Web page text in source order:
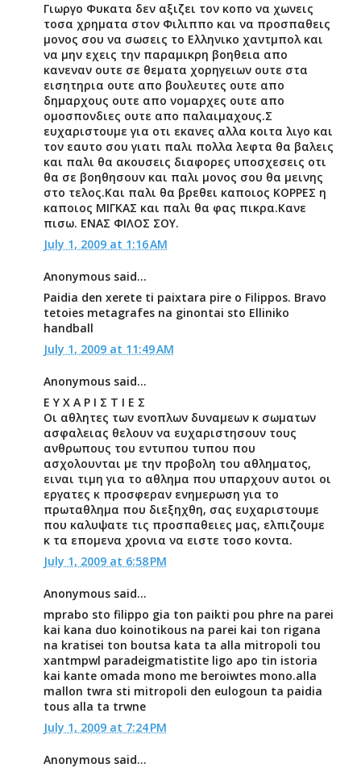
Γιωργο Φυκατα δεν αξιζει τον κοπο να χωνεις
τοσα χρηματα στον Φιλιππο και να προσπαθεις
μονος σου να σωσεις το Ελληνικο χαντμπολ και
να μην εχεις την παραμικρη βοηθεια απο
κανεναν ουτε σε θεματα χορηγειων ουτε στα
εισητηρια ουτε απο βουλευτες ουτε απο
δημαρχους ουτε απο νομαρχες ουτε απο
ομοσπονδιες ουτε απο παλαιμαχους.Σ
ευχαριστουμε για οτι εκανες αλλα κοιτα λιγο και
τον εαυτο σου γιατι παλι πολλα λεφτα θα βαλεις
και παλι θα ακουσεις διαφορες υποσχεσεις οτι
θα σε βοηθησουν και παλι μονος σου θα μεινης
στο τελος.Και παλι θα βρεθει καποιος ΚΟΡΡΕΣ η
καποιος ΜΙΓΚΑΣ και παλι θα φας πικρα.Κανε
πισω. ΕΝΑΣ ΦΙΛΟΣ ΣΟΥ.
July 1, 2009 at 1:16 AM
Anonymous said...
Paidia den xerete ti paixtara pire o Filippos. Bravo
tetoies metagrafes na ginontai sto Elliniko
handball
July 1, 2009 at 11:49 AM
Anonymous said...
Ε Υ Χ Α Ρ Ι Σ Τ Ι Ε Σ
Οι αθλητες των ενοπλων δυναμεων κ σωματων
ασφαλειας θελουν να ευχαριστησουν τους
ανθρωπους του εντυπου τυπου που
ασχολουνται με την προβολη του αθληματος,
ειναι τιμη για το αθλημα που υπαρχουν αυτοι οι
εργατες κ προσφεραν ενημερωση για το
πρωταθλημα που διεξηχθη, σας ευχαριστουμε
που καλυψατε τις προσπαθειες μας, ελπιζουμε
κ τα επομενα χρονια να ειστε τοσο κοντα.
July 1, 2009 at 6:58 PM
Anonymous said...
mprabo sto filippo gia ton paikti pou phre na parei
kai kana duo koinotikous na parei kai ton rigana
na kratisei ton boutsa kata ta alla mitropoli tou
xantmpwl paradeigmatistite ligo apo tin istoria
kai kante omada mono me beroiwtes mono.alla
mallon twra sti mitropoli den eulogoun ta paidia
tous alla ta trwne
July 1, 2009 at 7:24 PM
Anonymous said...